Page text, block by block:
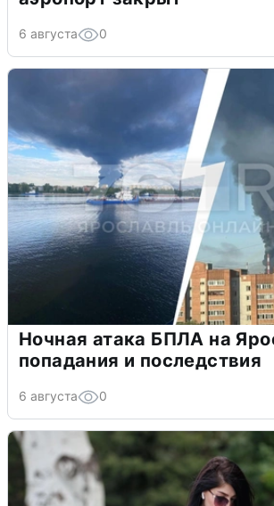
6 августа 0
Ночная атака БПЛА на
попадания и последствия
6 августа 0